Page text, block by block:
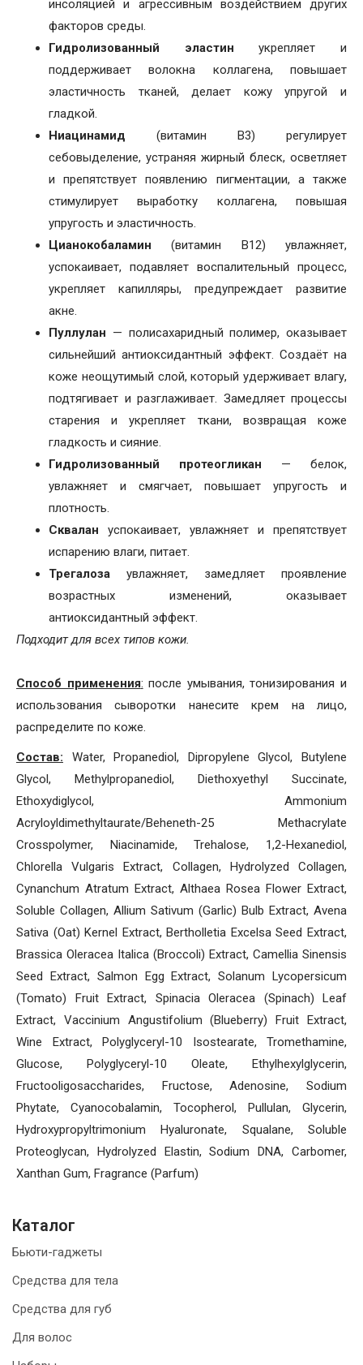
инсоляцией и агрессивным воздействием других
факторов среды.
Гидролизованный эластин укрепляет и
поддерживает волокна коллагена, повышает
эластичность тканей, делает кожу упругой и
гладкой.
Ниацинамид (витамин B3) регулирует
себовыделение, устраняя жирный блеск, осветляет
и препятствует появлению пигментации, а также
стимулирует выработку коллагена, повышая
упругость и эластичность.
Цианокобаламин (витамин B12) увлажняет,
успокаивает, подавляет воспалительный процесс,
укрепляет капилляры, предупреждает развитие
акне.
Пуллулан — полисахаридный полимер, оказывает
сильнейший антиоксидантный эффект. Создаёт на
коже неощутимый слой, который удерживает влагу,
подтягивает и разглаживает. Замедляет процессы
старения и укрепляет ткани, возвращая коже
гладкость и сияние.
Гидролизованный протеогликан — белок,
увлажняет и смягчает, повышает упругость и
плотность.
Сквалан успокаивает, увлажняет и препятствует
испарению влаги, питает.
Трегалоза увлажняет, замедляет проявление
возрастных изменений, оказывает
антиоксидантный эффект.
Подходит для всех типов кожи.
Способ применения: после умывания, тонизирования и
использования сыворотки нанесите крем на лицо,
распределите по коже.
Состав: Water, Propanediol, Dipropylene Glycol, Butylene
Glycol, Methylpropanediol, Diethoxyethyl Succinate,
Ethoxydiglycol, Ammonium
Acryloyldimethyltaurate/Beheneth-25 Methacrylate
Crosspolymer, Niacinamide, Trehalose, 1,2-Hexanediol,
Chlorella Vulgaris Extract, Collagen, Hydrolyzed Collagen,
Cynanchum Atratum Extract, Althaea Rosea Flower Extract,
Soluble Collagen, Allium Sativum (Garlic) Bulb Extract, Avena
Sativa (Oat) Kernel Extract, Bertholletia Excelsa Seed Extract,
Brassica Oleracea Italica (Broccoli) Extract, Camellia Sinensis
Seed Extract, Salmon Egg Extract, Solanum Lycopersicum
(Tomato) Fruit Extract, Spinacia Oleracea (Spinach) Leaf
Extract, Vaccinium Angustifolium (Blueberry) Fruit Extract,
Wine Extract, Polyglyceryl-10 Isostearate, Tromethamine,
Glucose, Polyglyceryl-10 Oleate, Ethylhexylglycerin,
Fructooligosaccharides, Fructose, Adenosine, Sodium
Phytate, Cyanocobalamin, Tocopherol, Pullulan, Glycerin,
Hydroxypropyltrimonium Hyaluronate, Squalane, Soluble
Proteoglycan, Hydrolyzed Elastin, Sodium DNA, Carbomer,
Xanthan Gum, Fragrance (Parfum)
Каталог
Бьюти-гаджеты
Средства для тела
Средства для губ
Для волос